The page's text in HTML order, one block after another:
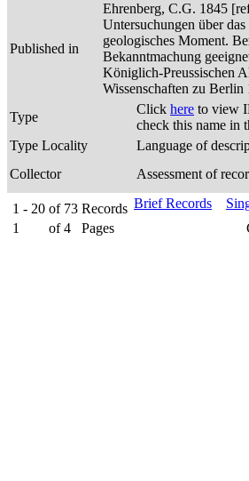
Published in
Ehrenberg, C.G. 1845
Untersuchungen über
geologisches Moment.
Bekanntmachung
Königlich-Preussischen
Wissenschaften zu Berlin
Type
Click here to view
check this name in
Type Locality
Language of
Collector
Assessment of
1 - 20 of 73 Records
1
of 4 Pages
Brief Records